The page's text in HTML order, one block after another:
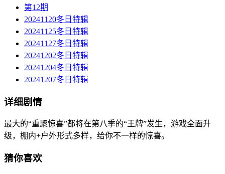
第12期
20241120冬日特辑
20241125冬日特辑
20241127冬日特辑
20241202冬日特辑
20241204冬日特辑
20241207冬日特辑
详细剧情
最大的“重聚惊喜”都将在第八季的“王牌”发生，游戏全面升
级，棚内+户外形式多样，给你不一样的惊喜。
猜你喜欢